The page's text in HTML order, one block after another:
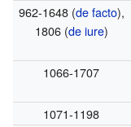
962-1648 (de facto),
1806 (de iure)
1066-1707
1071-1198